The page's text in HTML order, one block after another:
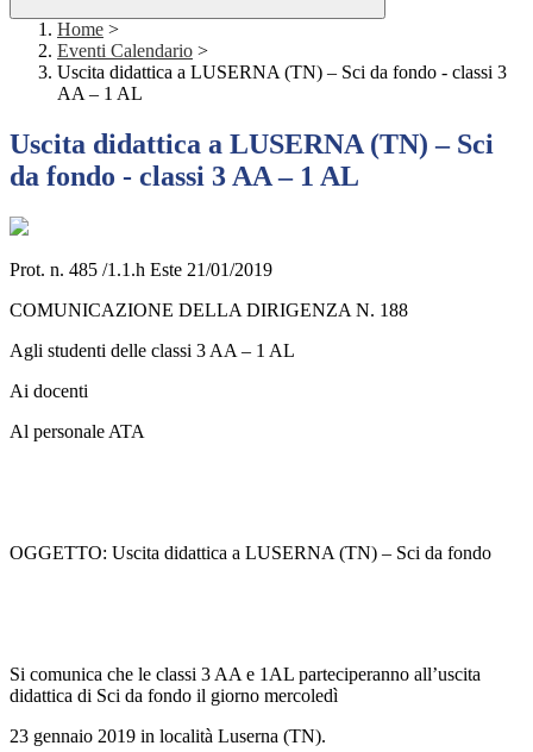
Home >
Eventi Calendario >
Uscita didattica a LUSERNA (TN) – Sci da fondo - classi 3
AA – 1 AL
Uscita didattica a LUSERNA (TN) – Sci
da fondo - classi 3 AA – 1 AL
Prot. n. 485 /1.1.h Este 21/01/2019
COMUNICAZIONE DELLA DIRIGENZA N. 188
Agli studenti delle classi 3 AA – 1 AL
Ai docenti
Al personale ATA
OGGETTO: Uscita didattica a LUSERNA (TN) – Sci da fondo
Si comunica che le classi 3 AA e 1AL parteciperanno all’uscita
didattica di Sci da fondo il giorno mercoledì
23 gennaio 2019 in località Luserna (TN).